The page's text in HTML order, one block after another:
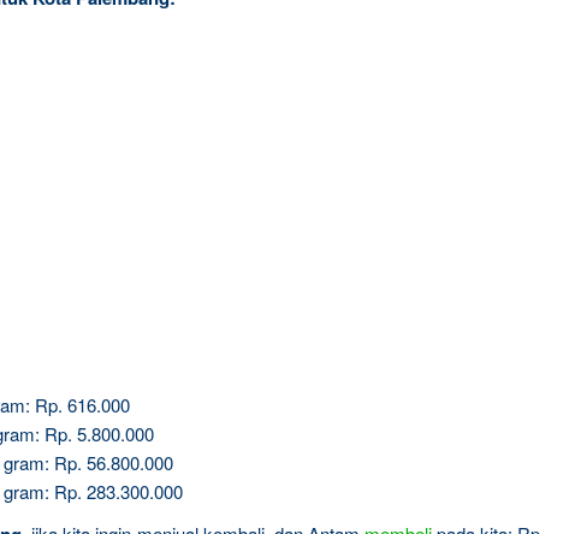
Rp. 616.000
Rp. 5.800.000
Rp. 56.800.000
Rp. 283.300.000